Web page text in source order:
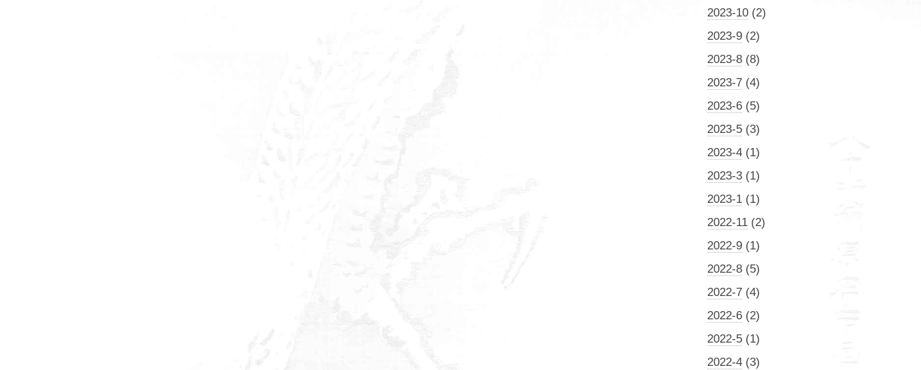
2023-10 (2)
2023-9 (2)
2023-8 (8)
2023-7 (4)
2023-6 (5)
2023-5 (3)
2023-4 (1)
2023-3 (1)
2023-1 (1)
2022-11 (2)
2022-9 (1)
2022-8 (5)
2022-7 (4)
2022-6 (2)
2022-5 (1)
2022-4 (3)